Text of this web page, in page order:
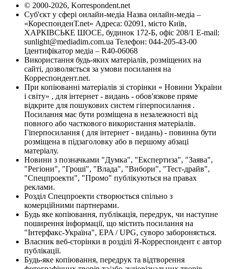
© 2000-2026, Korrespondent.net
Суб'єкт у сфері онлайн-медіа Назва онлайн-медіа –
«КореспонденТ.net» Адреса: 02091, місто Київ,
ХАРКІВСЬКЕ ШОСЕ, будинок 172-Б, офіс 208/1 E-mail:
sunlight@mediadim.com.ua Телефон: 044-205-43-00
Ідентифікатор медіа – R40-06068
Використання будь-яких матеріалів, розміщених на
сайті, дозволяється за умови посилання на
Корреспондент.net.
При копіюванні матеріалів зі сторінки « Новини України
і світу» , для інтернет - видань - обов'язкове пряме
відкрите для пошукових систем гіперпосилання .
Посилання має бути розміщена в незалежності від
повного або часткового використання матеріалів.
Гіперпосилання ( для інтернет - видань) - повинна бути
розміщена в підзаголовку або в першому абзаці
матеріалу.
Новини з позначками "Думка", "Експертиза", "Заява",
"Регіони", "Гроші", "Влада", "Вибори", "Тест-драйв",
"Спецпроекти", "Промо" публікуються на правах
реклами.
Розділ Спецпроекти створюється спільно з
комерційними партнерами.
Будь яке копіювання, публікація, передрук, чи наступне
поширення інформації, що містить посилання на
"Інтерфакс-Україна", EPA / UPG, суворо забороняється.
Власник веб-сторінки в розділі Я-Корреспондент є автор
публікації.
Будь-яке копіювання, передрук та відтворення